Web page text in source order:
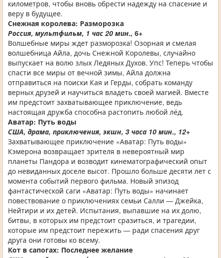
километров, чтобы вновь обрести надежду на спасение и
веру в будущее.
Снежная королева: Разморозка
Россия, мультфильм, 1 час 20 мин., 6+
Волшебные миры ждет разморозка! Озорная и смелая
волшебница Айла, дочь Снежной Королевы, случайно
выпускает на волю злых Ледяных Духов. Упс! Теперь чтобы
спасти все миры от вечной зимы, Айла должна
отправиться на поиски Кая и Герды, собрать команду
верных друзей и научиться владеть своей магией. Вместе
им предстоит захватывающее приключение, ведь
настоящая дружба способна растопить любой лёд.
Аватар: Путь воды
США, драма, приключения, экшн, 3 часа 10 мин., 12+
Захватывающее приключение «Аватар: Путь воды»
Кэмерона возвращает зрителя в невероятный мир
планеты Пандора и возводит кинематографический опыт
до невиданных доселе высот. Прошло больше десяти лет с
момента событий первого фильма. Новый эпизод
фантастической саги «Аватар: Путь воды» начинает
повествование о приключениях семьи Салли — Джейка,
Нейтири и их детей. Испытания, выпавшие на их долю,
битвы, в которых им предстоит сразиться, и трагедии,
которые им предстоит пережить — ради спасения друг
друга они готовы ко всему.
Кот в сапогах: Последнее желание